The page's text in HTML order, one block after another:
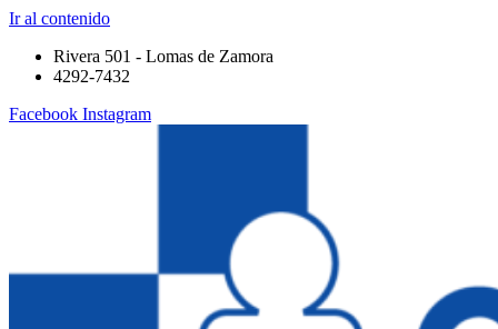
Ir al contenido
Rivera 501 - Lomas de Zamora
4292-7432
Facebook Instagram